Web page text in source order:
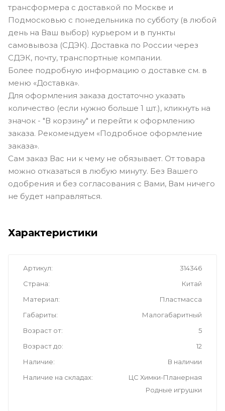
трансформера с доставкой по Москве и
Подмосковью с понедельника по субботу (в любой
день на Ваш выбор) курьером и в пункты
самовывоза (СДЭК). Доставка по России через
СДЭК, почту, транспортные компании.
Более подробную информацию о доставке см. в
меню «Доставка».
Для оформления заказа достаточно указать
количество (если нужно больше 1 шт.), кликнуть на
значок - "В корзину" и перейти к оформлению
заказа. Рекомендуем «Подробное оформление
заказа».
Сам заказ Вас ни к чему не обязывает. От товара
можно отказаться в любую минуту. Без Вашего
одобрения и без согласования с Вами, Вам ничего
не будет направляться.
Характеристики
Артикул
314346
Страна
Китай
Материал
Пластмасса
Габариты
Малогабаритный
Возраст от
5
Возраст до
12
Наличие
В наличии
Наличие на складах
ЦС Химки-Планерная
Родные игрушки